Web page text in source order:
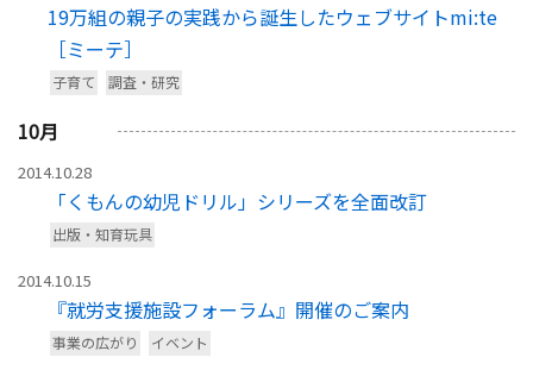
19万組の親子の実践から誕生したウェブサイトmi:te
［ミーテ］
子育て 調査・研究
10月
2014.10.28
「くもんの幼児ドリル」シリーズを全面改訂
出版・知育玩具
2014.10.15
『就労支援施設フォーラム』開催のご案内
事業の広がり イベント